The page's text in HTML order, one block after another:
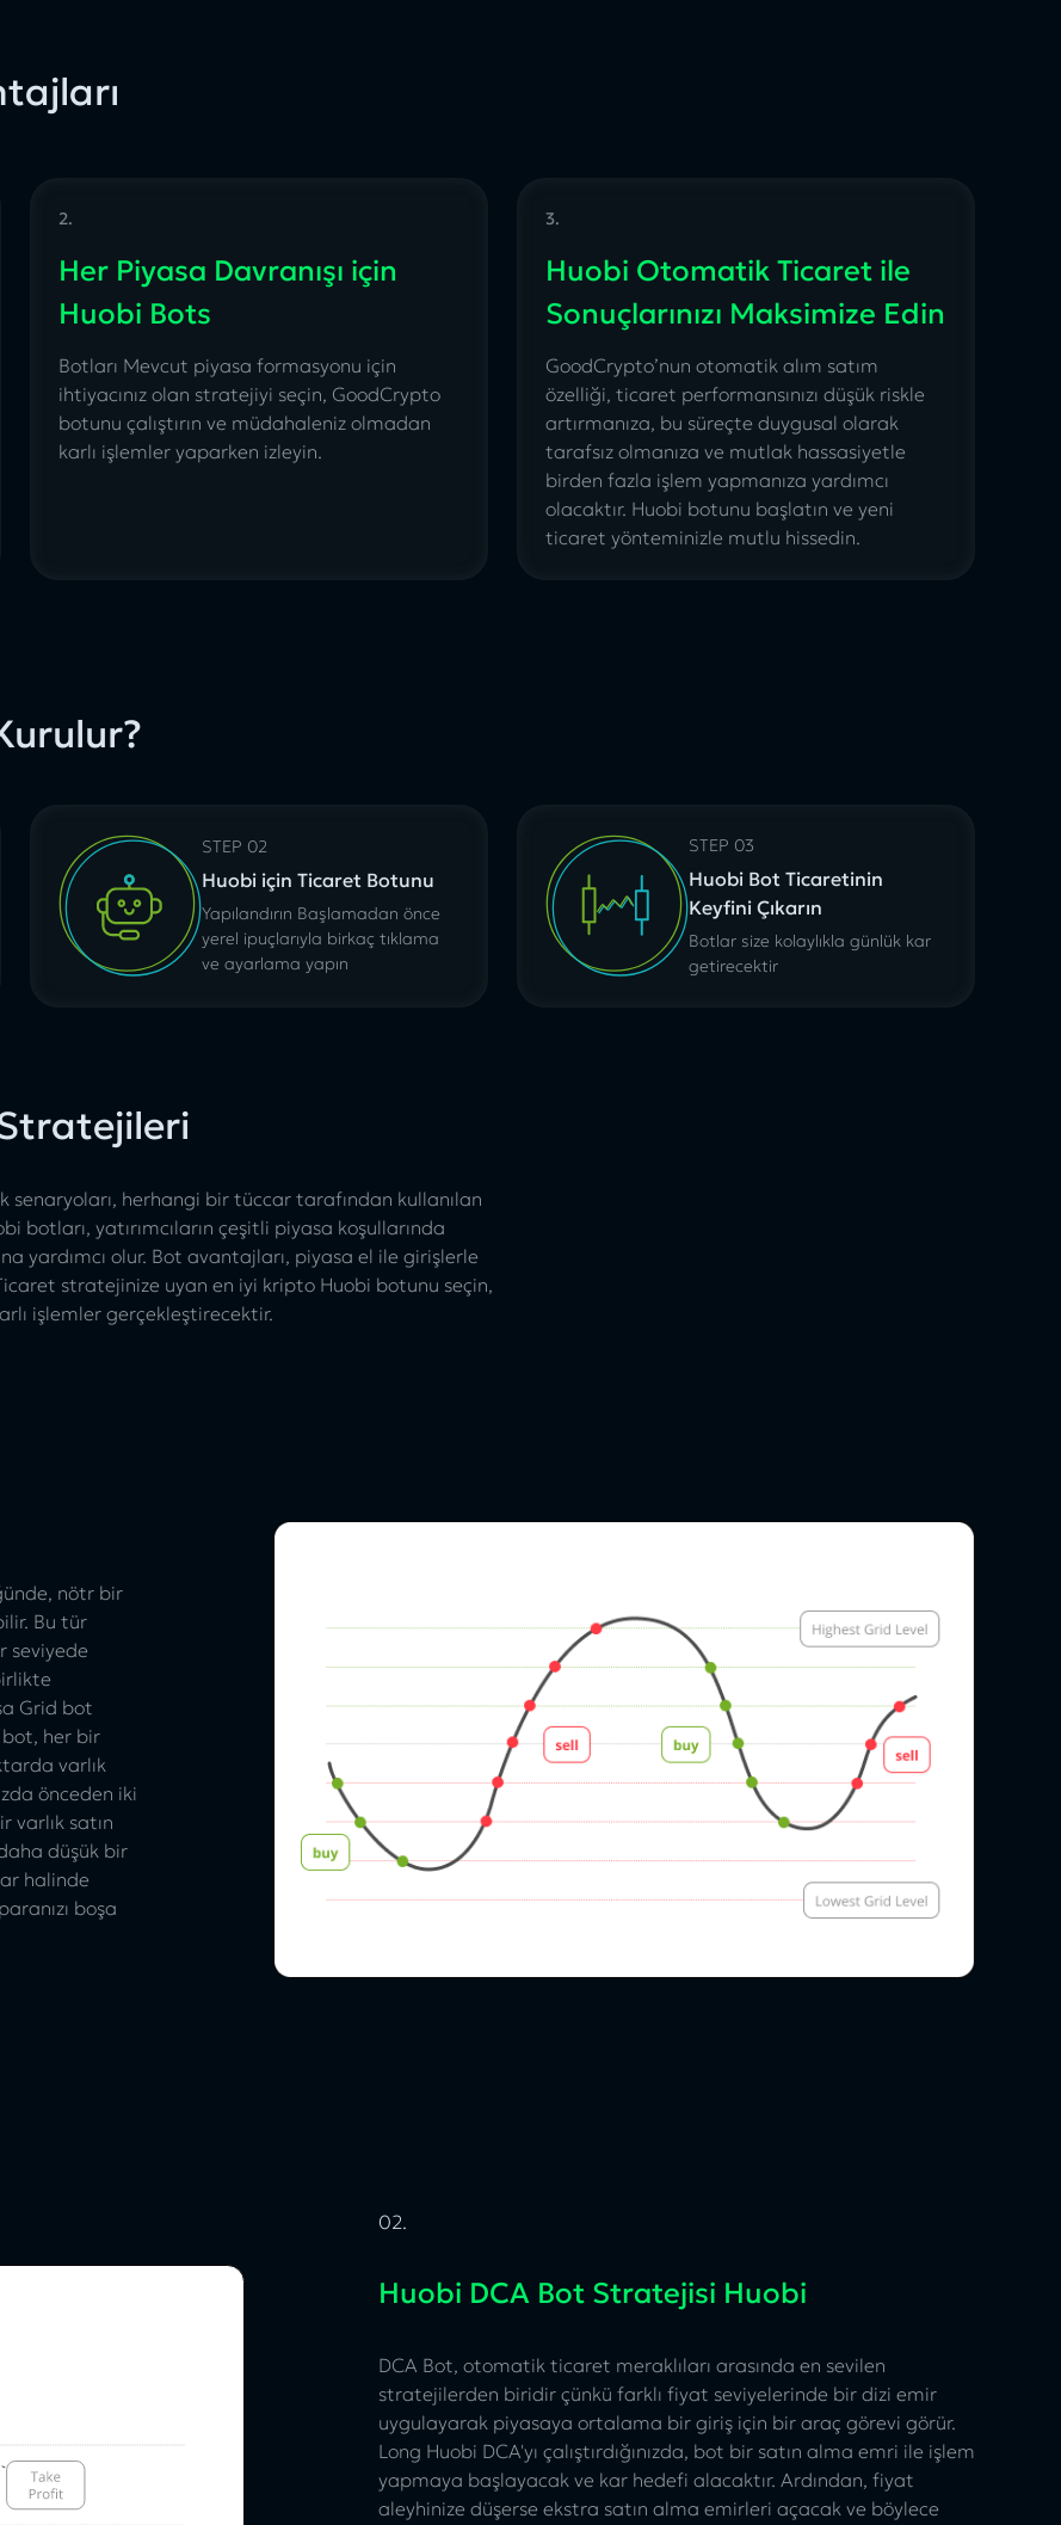
2.
Her Piyasa Davranışı için
Huobi Bots
Botları Mevcut piyasa formasyonu için
ihtiyacınız olan stratejiyi seçin, GoodCrypto
botunu çalıştırın ve müdahaleniz olmadan
karlı işlemler yaparken izleyin.
3.
Huobi Otomatik Ticaret ile
Sonuçlarınızı Maksimize Edin
GoodCrypto’nun otomatik alım satım
özelliği, ticaret performansınızı düşük riskle
artırmanıza, bu süreçte duygusal olarak
tarafsız olmanıza ve mutlak hassasiyetle
birden fazla işlem yapmanıza yardımcı
olacaktır. Huobi botunu başlatın ve yeni
ticaret yönteminizle mutlu hissedin.
STEP 02
Huobi için Ticaret Botunu
Yapılandırın Başlamadan önce
yerel ipuçlarıyla birkaç tıklama
ve ayarlama yapın
STEP 03
Huobi Bot Ticaretinin
Keyfini Çıkarın
Botlar size kolaylıkla günlük kar
getirecektir
herhangi bir tüccar tarafından kullanılan
yatırımcıların çeşitli piyasa koşullarında
yardımcı olur. Bot avantajları, piyasa el ile girişlerle
stratejinize uyan en iyi kripto Huobi botunu seçin,
işlemler gerçekleştirecektir.
nötr bir
Bu tür
seviyede
Grid bot
her bir
varlık
önceden iki
varlık satın
daha düşük bir
halinde
boşa
02.
Huobi DCA Bot Stratejisi Huobi
DCA Bot, otomatik ticaret meraklıları arasında en sevilen
stratejilerden biridir çünkü farklı fiyat seviyelerinde bir dizi emir
uygulayarak piyasaya ortalama bir giriş için bir araç görevi görür.
Long Huobi DCA'yı çalıştırdığınızda, bot bir satın alma emri ile işlem
yapmaya başlayacak ve kar hedefi alacaktır. Ardından, fiyat
aleyhinize düşerse ekstra satın alma emirleri açacak ve böylece